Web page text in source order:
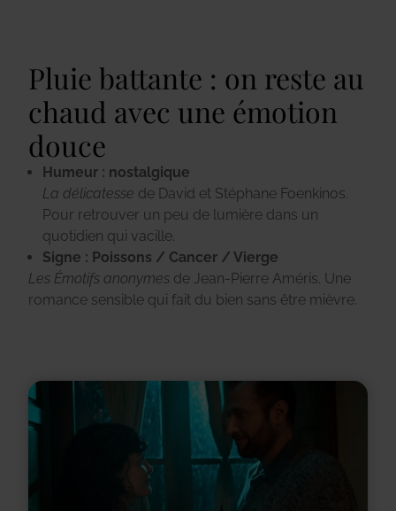
Pluie battante : on reste au
chaud avec une émotion
douce
Humeur : nostalgique
La délicatesse de David et Stéphane Foenkinos.
Pour retrouver un peu de lumière dans un
quotidien qui vacille.
Signe : Poissons / Cancer / Vierge
Les Émotifs anonymes de Jean-Pierre Améris. Une
romance sensible qui fait du bien sans être mièvre.